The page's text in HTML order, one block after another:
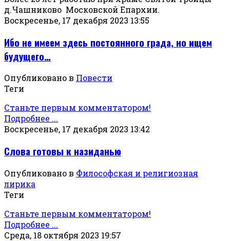
д.Чашниково Московской Епархии.
Воскресенье, 17 декабря 2023 13:55
Ибо не имеем здесь постоянного града, но ищем
будущего…
Опубликовано в Повести
Теги
Станьте первым комментатором!
Подробнее ...
Воскресенье, 17 декабря 2023 13:42
Слова готовы к назиданью
Опубликовано в Философская и религиозная
лирика
Теги
Станьте первым комментатором!
Подробнее ...
Среда, 18 октября 2023 19:57